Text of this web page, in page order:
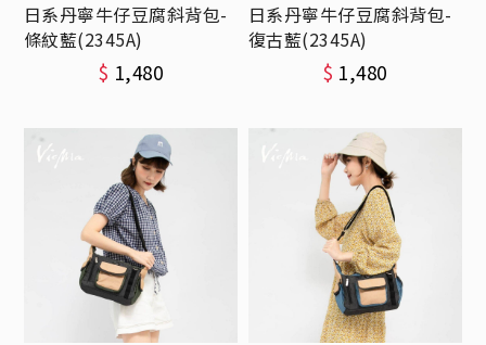
日系丹寧牛仔豆腐斜背包-
條紋藍(2345A)
$ 1,480
日系丹寧牛仔豆腐斜背包-
復古藍(2345A)
$ 1,480